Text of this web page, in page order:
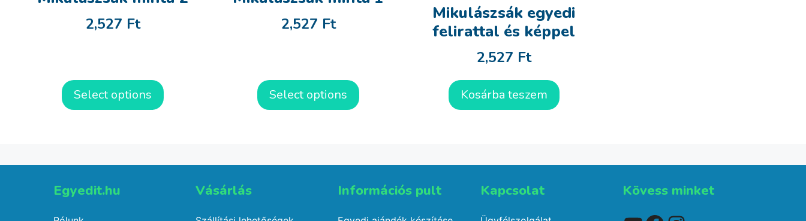
2,527 Ft
Select options
2,527 Ft
Select options
Mikulászsák egyedi
felirattal és képpel
2,527 Ft
Kosárba teszem
Egyedit.hu Vásárlás​ Információs pult​ Kapcsolat​ Kövess minket